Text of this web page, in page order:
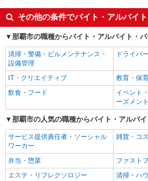
英語が活かせる
ボーナス
日払い
車通勤OK
交通費支給
社会保険
社員登用あり
その他の条件でバイト・アルバイ
那覇市の職種からバイト・アルバイト・
清掃・警備・ビルメンテナンス・
設備管理
ドライバ
IT・クリエイティブ
教育・保
飲食・フード
イベント
ーズメント
那覇市の人気の職種からバイト・アルバ
サービス提供責任者・ソーシャル
ワーカー
雑貨・コ
弁当・惣菜
ファスト
エステ・リフレクソロジー
清掃・ハ